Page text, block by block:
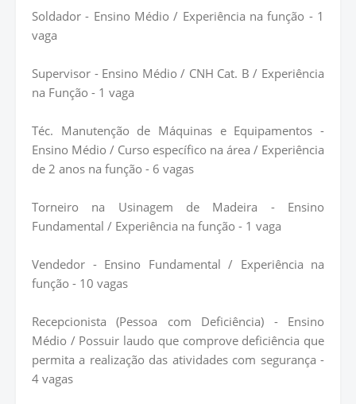
Soldador - Ensino Médio / Experiência na função - 1
vaga
Supervisor - Ensino Médio / CNH Cat. B / Experiência
na Função - 1 vaga
Téc. Manutenção de Máquinas e Equipamentos -
Ensino Médio / Curso específico na área / Experiência
de 2 anos na função - 6 vagas
Torneiro na Usinagem de Madeira - Ensino
Fundamental / Experiência na função - 1 vaga
Vendedor - Ensino Fundamental / Experiência na
função - 10 vagas
Recepcionista (Pessoa com Deficiência) - Ensino
Médio / Possuir laudo que comprove deficiência que
permita a realização das atividades com segurança -
4 vagas